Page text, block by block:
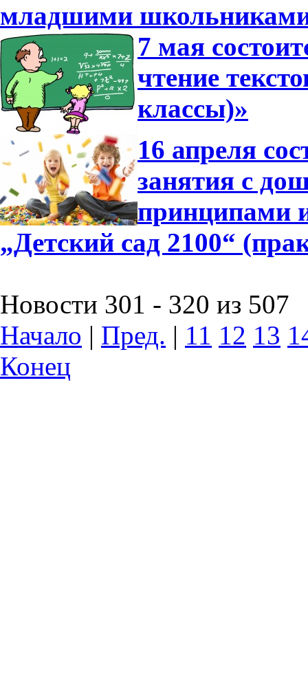
младшими
7 мая
чтение
классы)»
16 апреля
занятия с
принципами
„Детский сад 2100“
Новости 301 - 320 из 507
Начало | Пред. | 11 12 13
Конец